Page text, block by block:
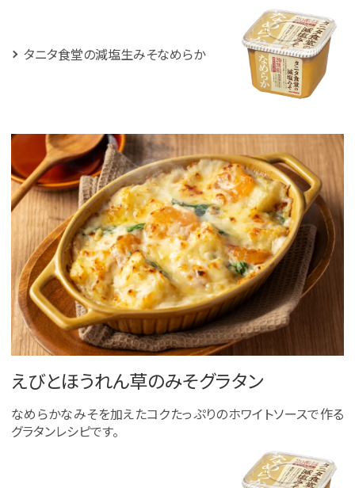
タニタ食堂の減塩生みそなめらか
えびとほうれん草のみそグラタン
なめらかなみそを加えたコクたっぷりのホワイトソースで作る
グラタンレシピです。